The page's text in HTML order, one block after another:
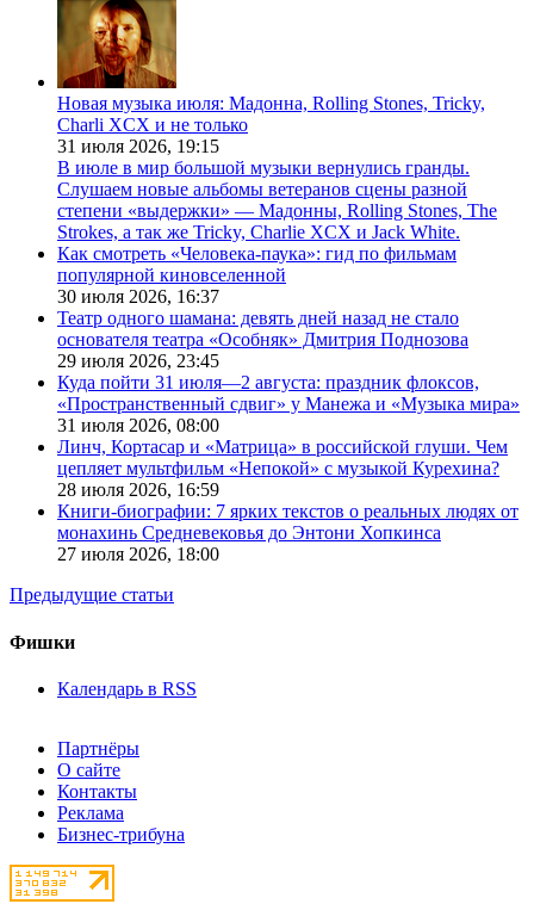
Новая музыка июля: Мадонна, Rolling Stones, Tricky,
Charli XCX и не только
31 июля 2026, 19:15
В июле в мир большой музыки вернулись гранды.
Слушаем новые альбомы ветеранов сцены разной
степени «выдержки» — Мадонны, Rolling Stones, The
Strokes, а так же Tricky, Charlie XCX и Jack White.
Как смотреть «Человека-паука»: гид по фильмам
популярной киновселенной
30 июля 2026, 16:37
Театр одного шамана: девять дней назад не стало
основателя театра «Особняк» Дмитрия Поднозова
29 июля 2026, 23:45
Куда пойти 31 июля—2 августа: праздник флоксов,
«Пространственный сдвиг» у Манежа и «Музыка мира»
31 июля 2026, 08:00
Линч, Кортасар и «Матрица» в российской глуши. Чем
цепляет мультфильм «Непокой» с музыкой Курехина?
28 июля 2026, 16:59
Книги-биографии: 7 ярких текстов о реальных людях от
монахинь Средневековья до Энтони Хопкинса
27 июля 2026, 18:00
Предыдущие статьи
Фишки
Календарь в RSS
Партнёры
О сайте
Контакты
Реклама
Бизнес-трибуна